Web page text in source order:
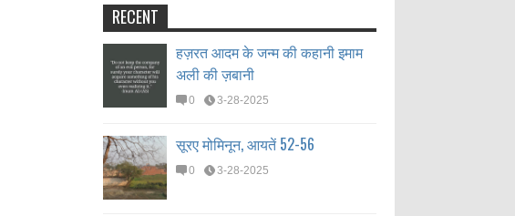
RECENT
हज़रत आदम के जन्म की कहानी इमाम
अली की ज़बानी
0 3-28-2025
सूरए मोमिनून, आयतें 52-56
0 3-28-2025